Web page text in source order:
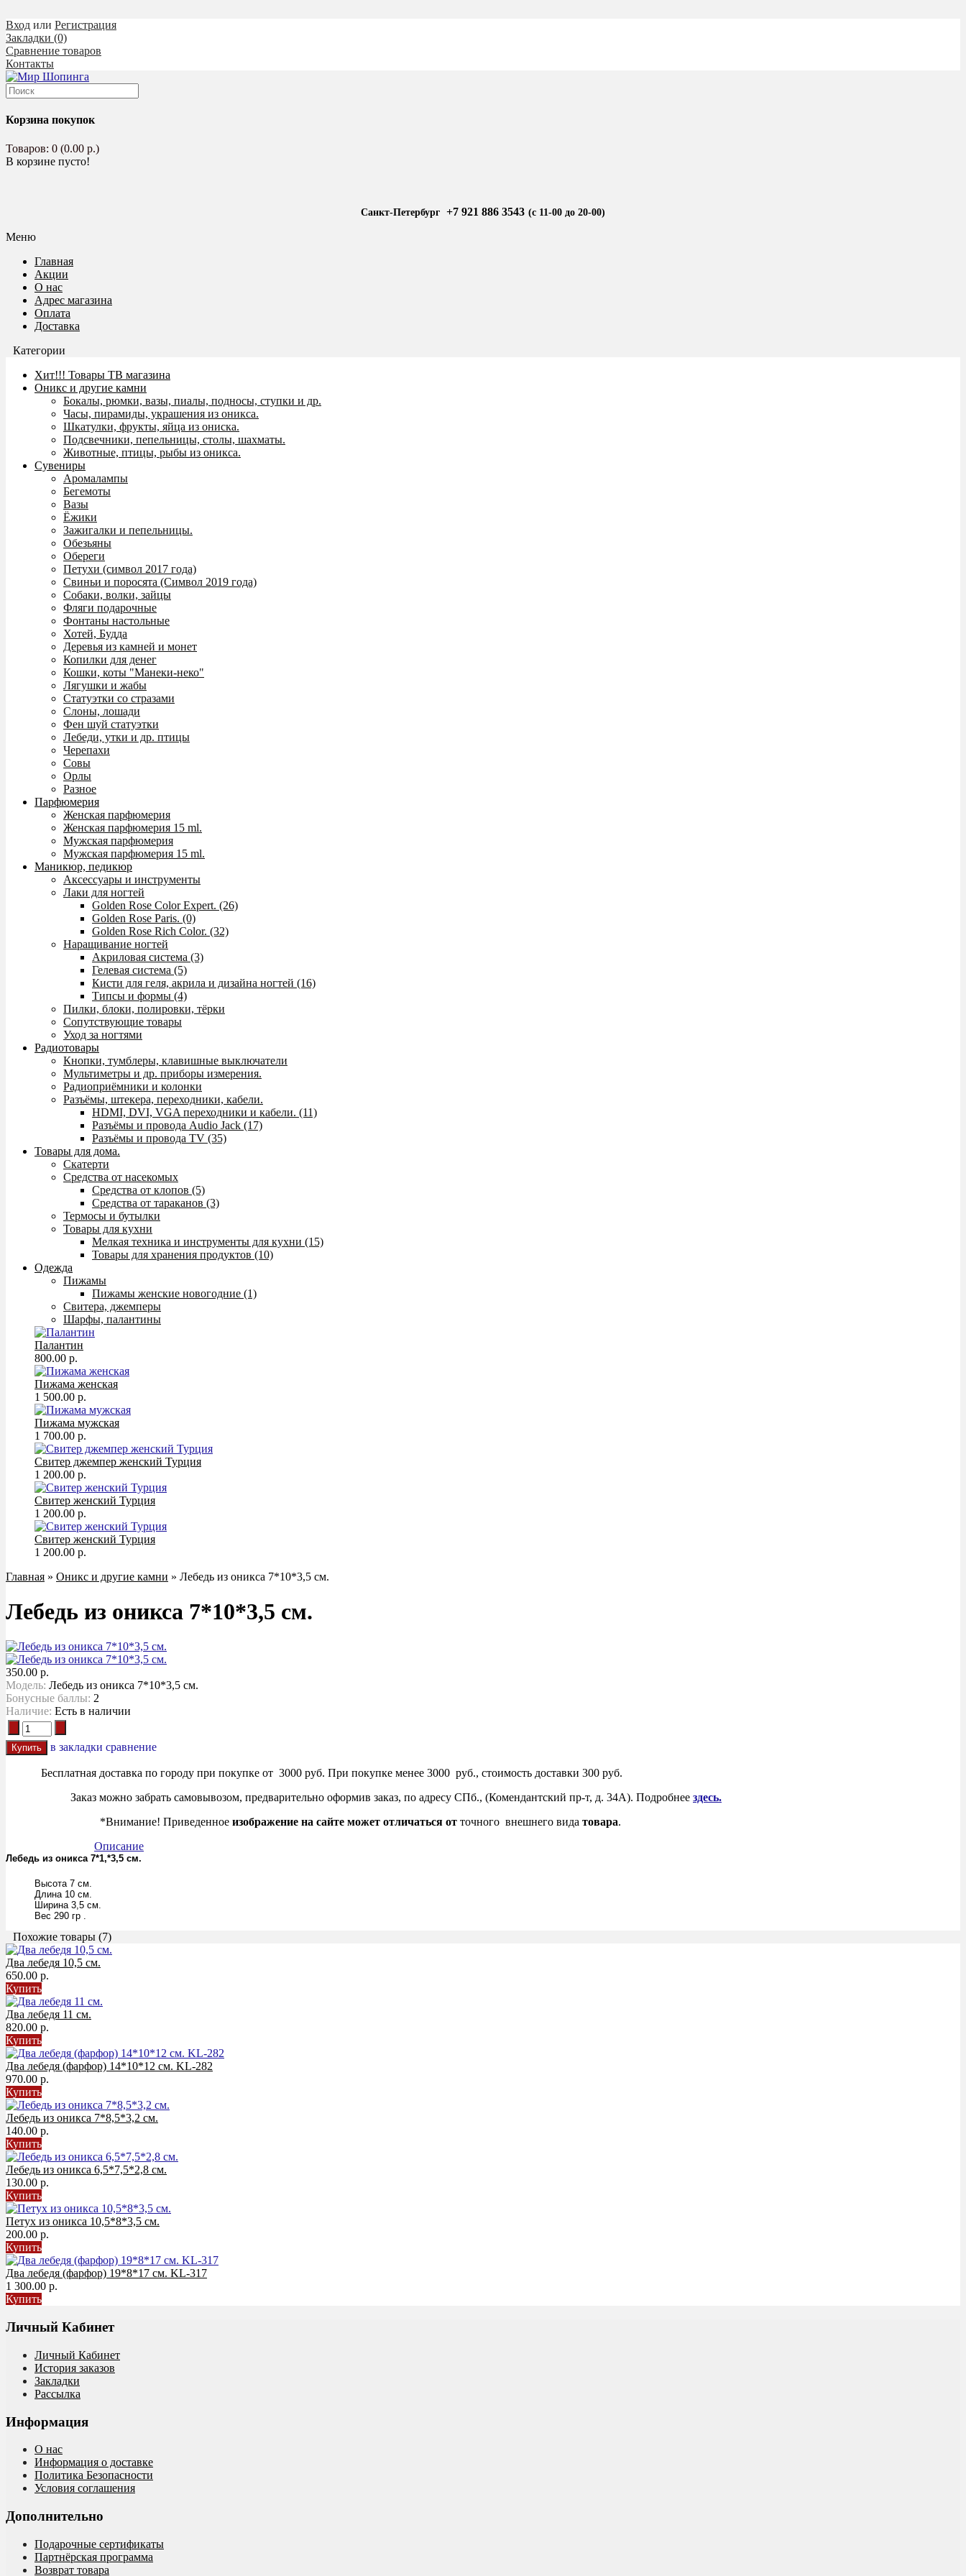
Вход или Регистрация
Закладки (0)
Сравнение товаров
Контакты
Корзина покупок
Товаров: 0 (0.00 р.)
В корзине пусто!
Санкт-Петербург +7 921 886 3543 (с 11-00 до 20-00)
Меню
Главная
Акции
О нас
Адрес магазина
Оплата
Доставка
Категории
Хит!!! Товары ТВ магазина
Оникс и другие камни
Бокалы, рюмки, вазы, пиалы, подносы, ступки и др.
Часы, пирамиды, украшения из оникса.
Шкатулки, фрукты, яйца из ониска.
Подсвечники, пепельницы, столы, шахматы.
Животные, птицы, рыбы из оникса.
Сувениры
Аромалампы
Бегемоты
Вазы
Ёжики
Зажигалки и пепельницы.
Обезьяны
Обереги
Петухи (символ 2017 года)
Свиньи и поросята (Символ 2019 года)
Собаки, волки, зайцы
Фляги подарочные
Фонтаны настольные
Хотей, Будда
Деревья из камней и монет
Копилки для денег
Кошки, коты "Манеки-неко"
Лягушки и жабы
Статуэтки со стразами
Слоны, лошади
Фен шуй статуэтки
Лебеди, утки и др. птицы
Черепахи
Совы
Орлы
Разное
Парфюмерия
Женская парфюмерия
Женская парфюмерия 15 ml.
Мужская парфюмерия
Мужская парфюмерия 15 ml.
Маникюр, педикюр
Аксессуары и инструменты
Лаки для ногтей
Golden Rose Color Expert. (26)
Golden Rose Paris. (0)
Golden Rose Rich Color. (32)
Наращивание ногтей
Акриловая система (3)
Гелевая система (5)
Кисти для геля, акрила и дизайна ногтей (16)
Типсы и формы (4)
Пилки, блоки, полировки, тёрки
Сопутствующие товары
Уход за ногтями
Радиотовары
Кнопки, тумблеры, клавишные выключатели
Мультиметры и др. приборы измерения.
Радиоприёмники и колонки
Разъёмы, штекера, переходники, кабели.
HDMI, DVI, VGA переходники и кабели. (11)
Разъёмы и провода Audio Jack (17)
Разъёмы и провода TV (35)
Товары для дома.
Скатерти
Средства от насекомых
Средства от клопов (5)
Средства от тараканов (3)
Термосы и бутылки
Товары для кухни
Мелкая техника и инструменты для кухни (15)
Товары для хранения продуктов (10)
Одежда
Пижамы
Пижамы женские новогодние (1)
Свитера, джемперы
Шарфы, палантины
Палантин
800.00 р.
Пижама женская
1 500.00 р.
Пижама мужская
1 700.00 р.
Свитер джемпер женский Турция
1 200.00 р.
Свитер женский Турция
1 200.00 р.
Свитер женский Турция
1 200.00 р.
Главная » Оникс и другие камни » Лебедь из оникса 7*10*3,5 см.
Лебедь из оникса 7*10*3,5 см.
350.00 р.
Модель: Лебедь из оникса 7*10*3,5 см.
Бонусные баллы: 2
Наличие: Есть в наличии
в закладки сравнение
Бесплатная доставка по городу при покупке от 3000 руб. При покупке менее 3000 руб., стоимость доставки 300 руб.
Заказ можно забрать самовывозом, предварительно оформив заказ, по адресу СПб., (Комендантский пр-т, д. 34А). Подробнее здесь.
*Внимание! Приведенное изображение на сайте может отличаться от точного внешнего вида товара.
Описание
Лебедь из оникса 7*1,*3,5 см.
Высота 7 см.
Длина 10 см.
Ширина 3,5 см.
Вес 290 гр .
Похожие товары (7)
Два лебедя 10,5 см.
650.00 р.
Купить
Два лебедя 11 см.
820.00 р.
Купить
Два лебедя (фарфор) 14*10*12 см. KL-282
970.00 р.
Купить
Лебедь из оникса 7*8,5*3,2 см.
140.00 р.
Купить
Лебедь из оникса 6,5*7,5*2,8 см.
130.00 р.
Купить
Петух из оникса 10,5*8*3,5 см.
200.00 р.
Купить
Два лебедя (фарфор) 19*8*17 см. KL-317
1 300.00 р.
Купить
Личный Кабинет
Личный Кабинет
История заказов
Закладки
Рассылка
Информация
О нас
Информация о доставке
Политика Безопасности
Условия соглашения
Дополнительно
Подарочные сертификаты
Партнёрская программа
Возврат товара